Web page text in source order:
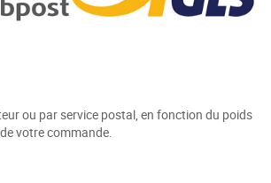
ou par service postal, en fonction du poids
votre commande.